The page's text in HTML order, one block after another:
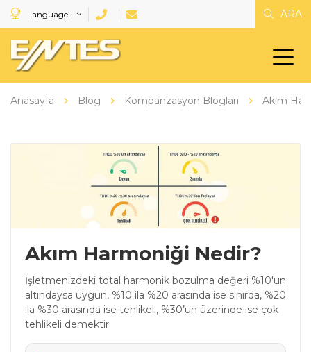
Language ARA
Anasayfa Blog Kompanzasyon Blogları Akım
Akım Harmoniği Nedir?
İşletmenizdeki total harmonik bozulma değeri %10'un
altındaysa uygun, %10 ila %20 arasında ise sınırda, %20
ila %30 arasında ise tehlikeli, %30’un üzerinde ise çok
tehlikeli demektir.